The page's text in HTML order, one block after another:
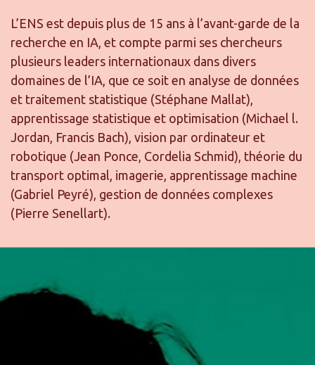
L’ENS est depuis plus de 15 ans à l’avant-garde de la
recherche en IA, et compte parmi ses chercheurs
plusieurs leaders internationaux dans divers
domaines de l’IA, que ce soit en analyse de données
et traitement statistique (Stéphane Mallat),
apprentissage statistique et optimisation (Michael l.
Jordan, Francis Bach), vision par ordinateur et
robotique (Jean Ponce, Cordelia Schmid), théorie du
transport optimal, imagerie, apprentissage machine
(Gabriel Peyré), gestion de données complexes
(Pierre Senellart).